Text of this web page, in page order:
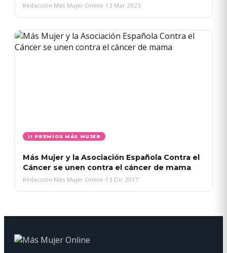
Redacción Más Mujer Online•13 Mar 2023
II PREMIOS MÁS MUJER
Más Mujer y la Asociación Española Contra el
Cáncer se unen contra el cáncer de mama
Redacción Más Mujer Online•13 Dic 2017